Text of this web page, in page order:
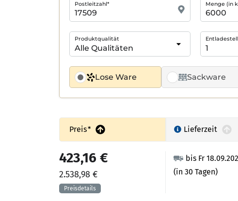
Lose Ware Sackware
Postleitzahl* Menge (in
Produktqualität
Preis* Lieferzeit
bis Fr
(in 30 Tagen)
423,16 €
2.538,98 €